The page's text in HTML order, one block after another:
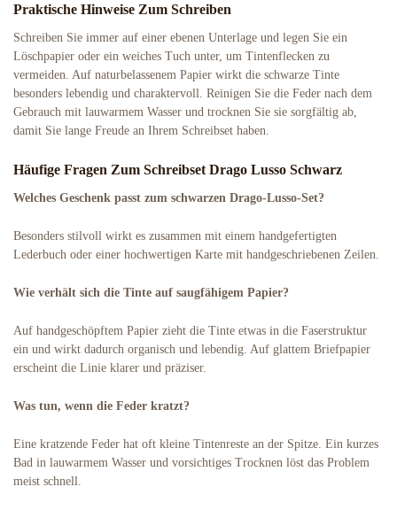
Praktische Hinweise Zum Schreiben
Schreiben Sie immer auf einer ebenen Unterlage und legen Sie ein
Löschpapier oder ein weiches Tuch unter, um Tintenflecken zu
vermeiden. Auf naturbelassenem Papier wirkt die schwarze Tinte
besonders lebendig und charaktervoll. Reinigen Sie die Feder nach dem
Gebrauch mit lauwarmem Wasser und trocknen Sie sie sorgfältig ab,
damit Sie lange Freude an Ihrem Schreibset haben.
Häufige Fragen Zum Schreibset Drago Lusso Schwarz
Welches Geschenk passt zum schwarzen Drago-Lusso-Set?
Besonders stilvoll wirkt es zusammen mit einem handgefertigten
Lederbuch oder einer hochwertigen Karte mit handgeschriebenen Zeilen.
Wie verhält sich die Tinte auf saugfähigem Papier?
Auf handgeschöpftem Papier zieht die Tinte etwas in die Faserstruktur
ein und wirkt dadurch organisch und lebendig. Auf glattem Briefpapier
erscheint die Linie klarer und präziser.
Was tun, wenn die Feder kratzt?
Eine kratzende Feder hat oft kleine Tintenreste an der Spitze. Ein kurzes
Bad in lauwarmem Wasser und vorsichtiges Trocknen löst das Problem
meist schnell.